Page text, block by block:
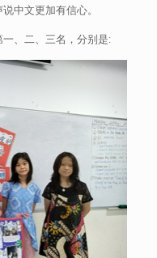
中文更加有信心。
、二、三名，分别是: